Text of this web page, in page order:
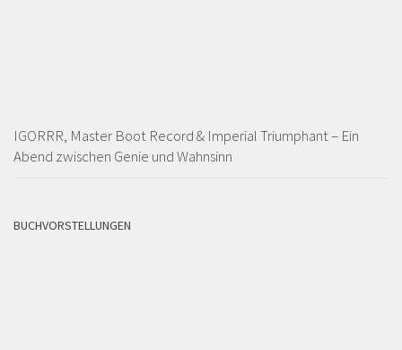
IGORRR, Master Boot Record & Imperial Triumphant – Ein
Abend zwischen Genie und Wahnsinn
BUCHVORSTELLUNGEN